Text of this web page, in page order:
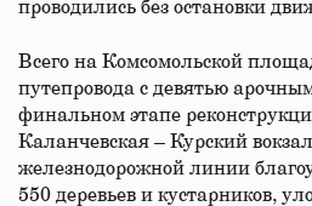
проводились без остановки
Всего на Комсомольской
путепровода с девятью
финальном этапе
Каланчевская – Курский
железнодорожной линии
550 деревьев и кустарников,